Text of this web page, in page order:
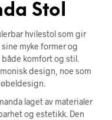
Stol
hvilestol som gir
myke former og
komfort og stil.
design, noe som
laget av materialer
og estetikk. Den